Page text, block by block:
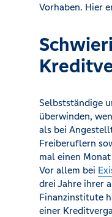
Vorhaben. Hier
Selbstständige
überwinden,
als bei
Freiberuflern
mal einen
Vor allem bei
drei Jahre ihrer
Finanzinstitute
einer